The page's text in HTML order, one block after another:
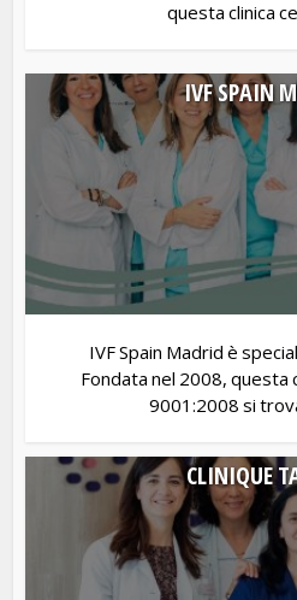
questa clinica
IVF SPAIN
IVF Spain Madrid è
Fondata nel 2008, questa
9001:2008 si
CLINIQUE